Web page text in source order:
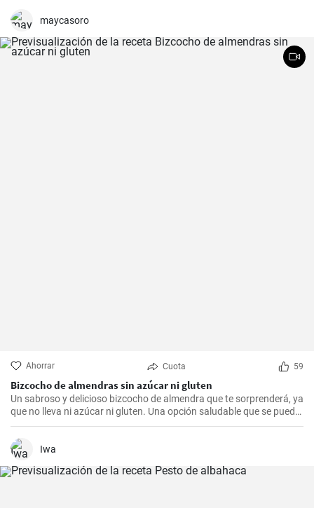
impresionante. Un trozo de filete de salmón fresco se marina en un
encurtido picante y está listo para servir al cabo de dos días.
maycasoro
Ahorrar Cuota 59
Bizcocho de almendras sin azúcar ni gluten
Un sabroso y delicioso bizcocho de almendra que te sorprenderá, ya
que no lleva ni azúcar ni gluten. Una opción saludable que se puede
adaptar a muchas personas.
Iwa